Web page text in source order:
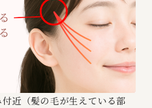
付近（髪の毛が生えている部